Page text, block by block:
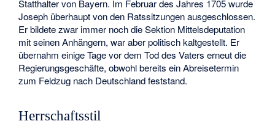
Statthalter von Bayern. Im Februar des Jahres 1705 wurde
Joseph überhaupt von den Ratssitzungen ausgeschlossen.
Er bildete zwar immer noch die Sektion Mittelsdeputation
mit seinen Anhängern, war aber politisch kaltgestellt. Er
übernahm einige Tage vor dem Tod des Vaters erneut die
Regierungsgeschäfte, obwohl bereits ein Abreisetermin
zum Feldzug nach Deutschland feststand.
Herrschaftsstil